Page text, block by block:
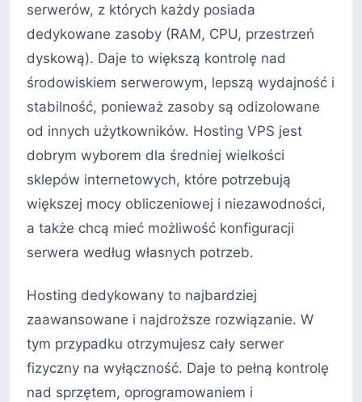
serwerów, z których każdy posiada
dedykowane zasoby (RAM, CPU, przestrzeń
dyskową). Daje to większą kontrolę nad
środowiskiem serwerowym, lepszą wydajność i
stabilność, ponieważ zasoby są odizolowane
od innych użytkowników. Hosting VPS jest
dobrym wyborem dla średniej wielkości
sklepów internetowych, które potrzebują
większej mocy obliczeniowej i niezawodności,
a także chcą mieć możliwość konfiguracji
serwera według własnych potrzeb.
Hosting dedykowany to najbardziej
zaawansowane i najdroższe rozwiązanie. W
tym przypadku otrzymujesz cały serwer
fizyczny na wyłączność. Daje to pełną kontrolę
nad sprzętem, oprogramowaniem i